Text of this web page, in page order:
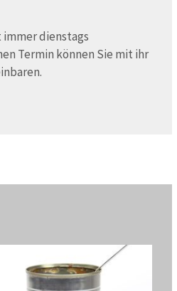
immer dienstags
Termin können Sie mit ihr